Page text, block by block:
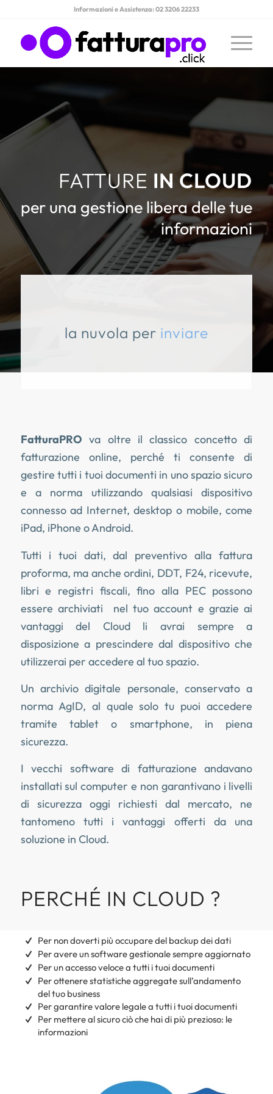
Informazioni e Assistenza: 02 3206 22233
FATTURE IN CLOUD
per una gestione libera delle tue
informazioni
la nuvola per inviare
FatturaPRO va oltre il classico concetto di
fatturazione online, perché ti consente di
gestire tutti i tuoi documenti in uno spazio sicuro
e a norma utilizzando qualsiasi dispositivo
connesso ad Internet, desktop o mobile, come
iPad, iPhone o Android.
Tutti i tuoi dati, dal preventivo alla fattura
proforma, ma anche ordini, DDT, F24, ricevute,
libri e registri fiscali, fino alla PEC possono
essere archiviati nel tuo account e grazie ai
vantaggi del Cloud li avrai sempre a
disposizione a prescindere dal dispositivo che
utilizzerai per accedere al tuo spazio.
Un archivio digitale personale, conservato a
norma AgID, al quale solo tu puoi accedere
tramite tablet o smartphone, in piena
sicurezza.
I vecchi software di fatturazione andavano
installati sul computer e non garantivano i livelli
di sicurezza oggi richiesti dal mercato, ne
tantomeno tutti i vantaggi offerti da una
soluzione in Cloud.
PERCHÉ IN CLOUD ?
Per non doverti più occupare del backup dei dati
Per avere un software gestionale sempre aggiornato
Per un accesso veloce a tutti i tuoi documenti
Per ottenere statistiche aggregate sull’andamento
del tuo business
Per garantire valore legale a tutti i tuoi documenti
Per mettere al sicuro ciò che hai di più prezioso: le
informazioni